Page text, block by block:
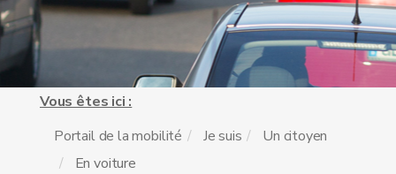
Vous êtes ici :
Portail de la mobilité
Je suis
Un citoyen
En voiture